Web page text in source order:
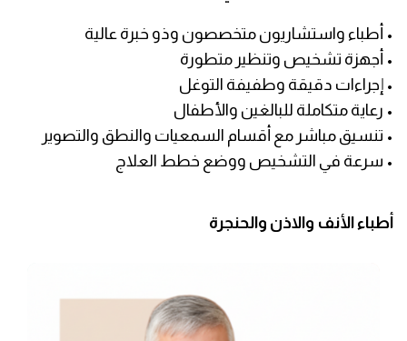
• أطباء واستشاريون متخصصون وذو خبرة عالية
• أجهزة تشخيص وتنظير متطورة
• إجراءات دقيقة وطفيفة التوغل
• رعاية متكاملة للبالغين والأطفال
• تنسيق مباشر مع أقسام السمعيات والنطق والتصوير
• سرعة في التشخيص ووضع خطط العلاج
أطباء الأنف والاذن والحنجرة